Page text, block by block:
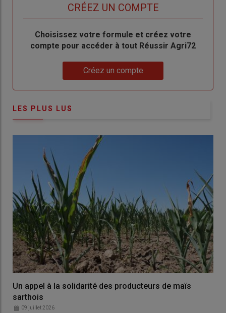
CRÉEZ UN COMPTE
BodyChoisissez votre formule et créez votre
compte pour accéder à tout Réussir Agri72
Créez un compte
LES PLUS LUS
Un appel à la solidarité des producteurs de maïs
sarthois
09 juillet 2026